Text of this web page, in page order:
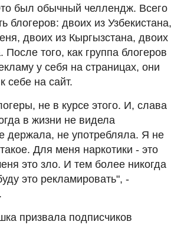
был обычный челлендж. Всего
блогеров: двоих из Узбекистана,
двоих из Кыргызстана, двоих
После того, как группа блогеров
у себя на страницах, они
себе на сайт.
не в курсе этого. И, слава
в жизни не видела
держала, не употребляла. Я не
Для меня наркотики - это
это зло. И тем более никогда
это рекламировать", -
призвала подписчиков